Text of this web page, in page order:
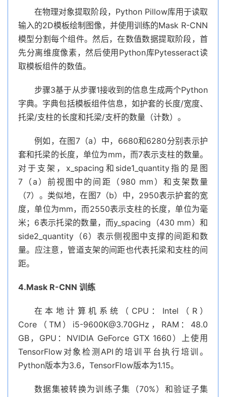
在物理对象提取阶段，Python Pillow库用于读取
输入的2D模板绘制图像，并使用训练的Mask R-CNN
模型分割每个组件。然后，在数值数据提取阶段，首
先分离维度像素，然后使用Python库Pytesseract读
取模板组件的数值。
步骤3基于从步骤1接收到的信息生成两个Python
字典。字典包括模板组件信息，如护套的长度/宽度、
托梁/支柱的长度和托梁/支杆的数量（计数）。
例如，在图7（a）中，6680和6280分别表示护
套和托梁的长度，单位为mm，而7表示支柱的数量。
对于支架，x_spacing和side1_quantity指的是图
7（a）前视图中的间距（980 mm）和支架数量
（7）。类似地，在图7（b）中，2950表示护套的宽
度，单位为mm，而2550表示支柱的长度，单位为毫
米；6表示托梁的数量，而y_spacing（430 mm）和
side2_quantity（6）表示侧视图中支撑的间距和数
量。应注意，管道支架的间距也代表托梁和支柱的间
距。
4.Mask R-CNN 训练
在本地计算机系统（CPU：Intel（R）
Core（TM） i5-9600K@3.70GHz ，RAM：48.0
GB，GPU：NVIDIA GeForce GTX 1660）上使用
TensorFlow对象检测API的培训平台执行培训。
Python版本为3.6，TensorFlow版本为1.15。
数据集被转换为训练子集（70%）和验证子集